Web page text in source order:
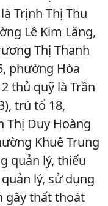
Trịnh Thị Thu
Lê Kim Lăng,
Thị Thanh
phường Hòa
thủ quỹ là Trần
trú tổ 18,
Thị Duy Hoàng
Khuê Trung
quản lý, thiếu
lý, sử dụng
gây thất thoát